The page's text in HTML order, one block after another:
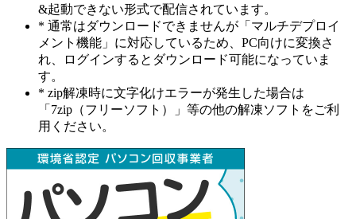
&起動できない形式で配信されています。
* 通常はダウンロードできませんが「マルチデプロイ
メント機能」に対応しているため、PC向けに変換さ
れ、ログインするとダウンロード可能になっていま
す。
* zip解凍時に文字化けエラーが発生した場合は
「7zip（フリーソフト）」等の他の解凍ソフトをご利
用ください。